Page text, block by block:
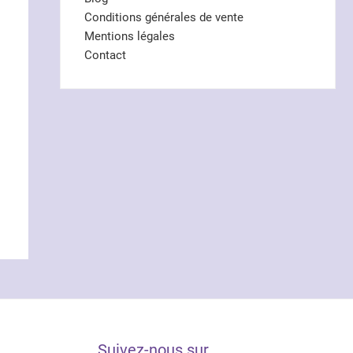
Conditions générales de vente
Mentions légales
Contact